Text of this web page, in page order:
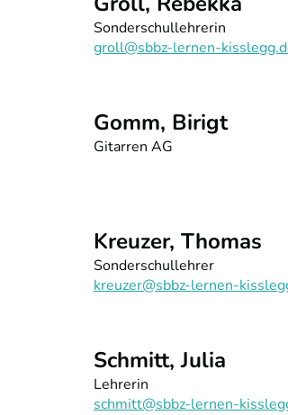
Sonderschullehrerin
groll@sbbz-lernen-
Gomm, Birigt
Gitarren AG
Kreuzer, Thomas
Sonderschullehrer
kreuzer@sbbz-lernen-
Schmitt, Julia
Lehrerin
schmitt@sbbz-lernen-